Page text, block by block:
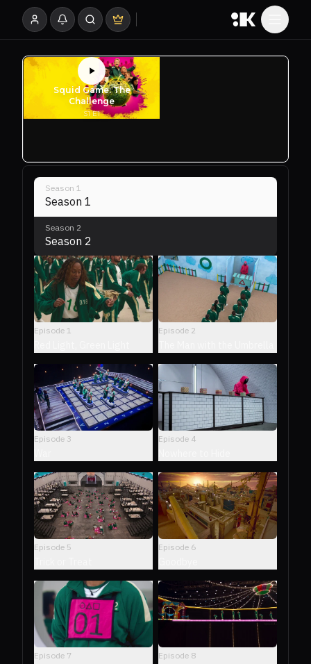
Season 1
Season 1
Season 2
Season 2
Episode 1 Episode 2
Episode 3 Episode 4
Episode 5 Episode 6
Episode 7 Episode 8